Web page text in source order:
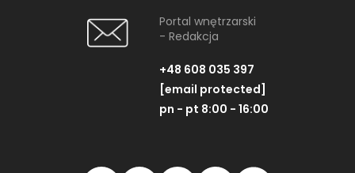
Portal wnętrzarski
- Redakcja
+48 608 035 397
[email protected]
pn - pt 8:00 - 16:00